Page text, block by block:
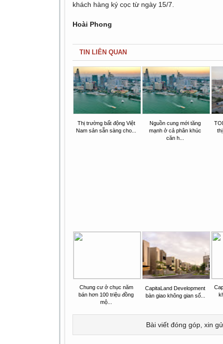
khách hàng ký cọc từ ngày 15/7.
Hoài Phong
TIN LIÊN QUAN
Thị trường bất động Việt
Nam sản sẵn sàng cho...
Nguồn cung mới tăng
mạnh ở cả phân khúc
căn h...
Chung cư ở chục năm
bán hơn 100 triệu đồng
mộ...
CapitaLand Development
bàn giao không gian số...
Bài viết đóng góp, xin